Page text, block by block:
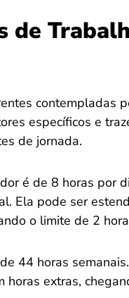
de
contempladas
específicos e
de jornada.
é de 8 horas por
Ela pode ser
o limite de 2
44 horas
extras,